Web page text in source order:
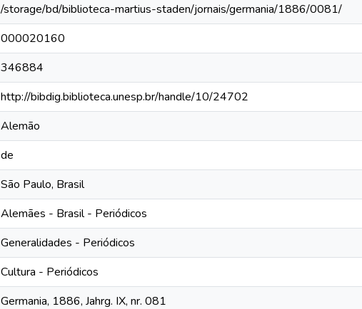
/storage/bd/biblioteca-martius-staden/jornais/germania/1886/0081/
000020160
346884
http://bibdig.biblioteca.unesp.br/handle/10/24702
Alemão
de
São Paulo, Brasil
Alemães - Brasil - Periódicos
Generalidades - Periódicos
Cultura - Periódicos
Germania, 1886, Jahrg. IX, nr. 081